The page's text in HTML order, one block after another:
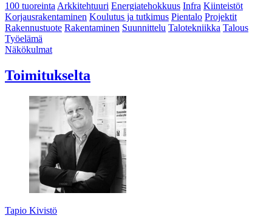
100 tuoreintaArkkitehtuuri Energiatehokkuus Infra Kiinteistöt
Korjausrakentaminen Koulutus ja tutkimus Pientalo Projektit
Rakennustuote Rakentaminen Suunnittelu Talotekniikka Talous
Työelämä
Näkökulmat
Toimitukselta
Tapio Kivistö